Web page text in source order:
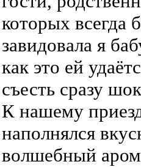
которых
завидовала я
как это ей
съесть сразу
К нашему
наполнялся
волшебный